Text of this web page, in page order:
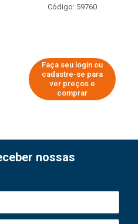
Código: 59760
Faça seu login ou
cadastre-se para
ver preços e
comprar
nossas